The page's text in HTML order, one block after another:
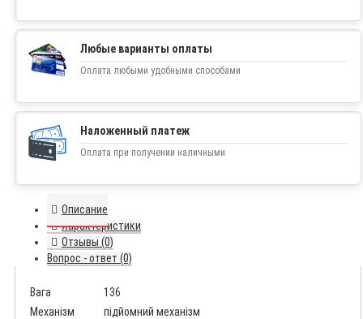
Любые варианты оплаты
Оплата любыми удобными способами
Наложенный платеж
Оплата при получении наличными
Описание
Характеристики
Отзывы (0)
Вопрос - ответ (0)
Вага
136
Механізм
підйомний механізм